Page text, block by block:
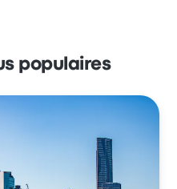
populaires